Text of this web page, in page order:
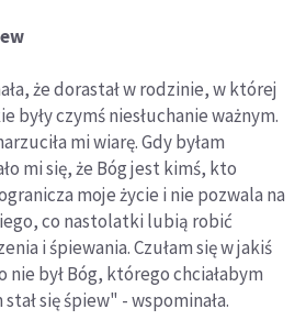
że dorastał w rodzinie, w której
były czymś niesłuchanie ważnym.
mi wiarę. Gdy byłam
mi się, że Bóg jest kimś, kto
moje życie i nie pozwala na
co nastolatki lubią robić
i śpiewania. Czułam się w jakiś
nie był Bóg, którego chciałabym
się śpiew" - wspominała.